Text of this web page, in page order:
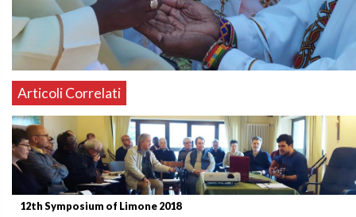
Articoli Correlati
12th Symposium of Limone 2018